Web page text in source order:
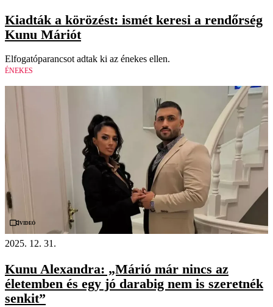
Kiadták a körözést: ismét keresi a rendőrség
Kunu Máriót
Elfogatóparancsot adtak ki az énekes ellen.
ÉNEKES
Videó
2025. 12. 31.
Kunu Alexandra: „Márió már nincs az
életemben és egy jó darabig nem is szeretnék
senkit”